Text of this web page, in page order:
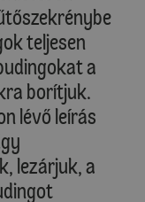
teljesen
a
borítjuk.
lévő leírás
lezárjuk, a